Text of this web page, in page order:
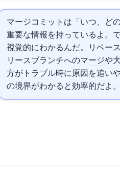
マージコミットは「いつ、ど
重要な情報を持っているよ。git logで
視覚的にわかるんだ。リベー
リースブランチへのマージや
方がトラブル時に原因を追いやす
の境界がわかると効率的だよ。